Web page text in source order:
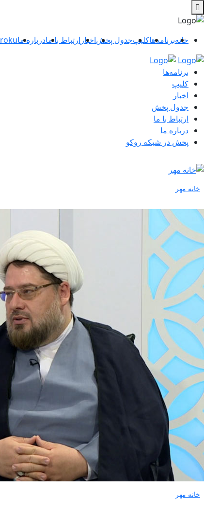
خانهبرنامه‌هاکلیپجدول پخشاخبار ارتباط با مادرباره ماroku
برنامه‌ها
کلیپ
اخبار
جدول پخش
ارتباط با ما
درباره ما
پخش در شبکه روکو
خانه مهر
خانه مهر